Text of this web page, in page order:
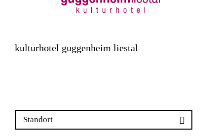
kulturhotel guggenheim liestal
Standort